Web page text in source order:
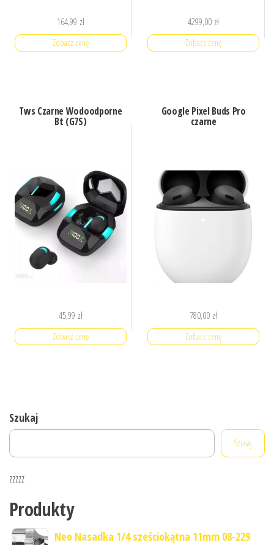
164,99 zł
Zobacz cenę
4299,00 zł
Zobacz cenę
Tws Czarne Wodoodporne
Bt (G7S)
45,99 zł
Zobacz cenę
Google Pixel Buds Pro
czarne
780,00 zł
Zobacz cenę
Szukaj
Szukaj
zzzzz
Produkty
Neo Nasadka 1/4 sześciokątna 11mm 08-229